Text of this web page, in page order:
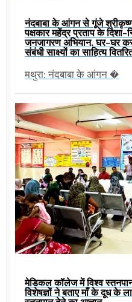
नंदबाबा के आंगन से गूंजे
पक्षकार महेंद्र प्रताप के दिशा-
जनजागरण अभियान, घर-घर
संबंधी साक्ष्यों का साहित्य
मथुरा: नंदबाबा के आंगन �
मेडिकल कॉलेज में विश्व
विशेषज्ञों ने बताए माँ के दूध के